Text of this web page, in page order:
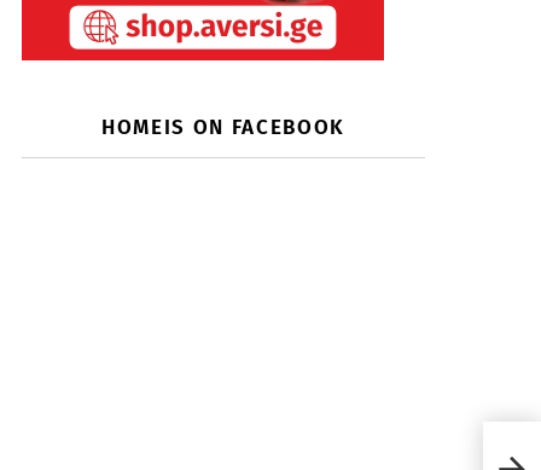
HOMEIS ON FACEBOOK